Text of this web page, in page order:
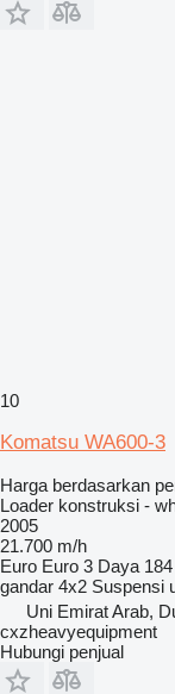
10
Komatsu WA600-3
Harga berdasarkan
Loader konstruksi -
2005
21.700 m/h
Euro Euro 3 Daya
gandar 4x2 Suspensi
Uni Emirat Arab,
cxzheavyequipment
Hubungi penjual